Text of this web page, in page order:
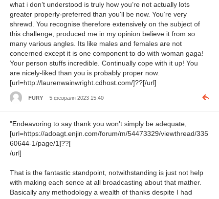
what i don’t understood is truly how you’re not actually lots
greater properly-preferred than you'll be now. You’re very
shrewd. You recognise therefore extensively on the subject of
this challenge, produced me in my opinion believe it from so
many various angles. Its like males and females are not
concerned except it is one component to do with woman gaga!
Your person stuffs incredible. Continually cope with it up! You
are nicely-liked than you is probably proper now.
[url=http://laurenwainwright.cdhost.com/]??[/url]
FURY 5 февраля 2023 15:40
"Endeavoring to say thank you won't simply be adequate,
[url=https://adoagt.enjin.com/forum/m/54473329/viewthread/335
60644-1/page/1]??[
/url]
That is the fantastic standpoint, notwithstanding is just not help
with making each sence at all broadcasting about that mather.
Basically any methodology a wealth of thanks despite I had